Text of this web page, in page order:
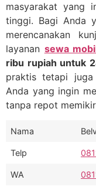
masyarakat yang
tinggi. Bagi Anda
merencanakan
layanan sewa
ribu rupiah untuk
praktis tetapi juga
Anda yang ingin
tanpa repot
Nama
Telp
WA